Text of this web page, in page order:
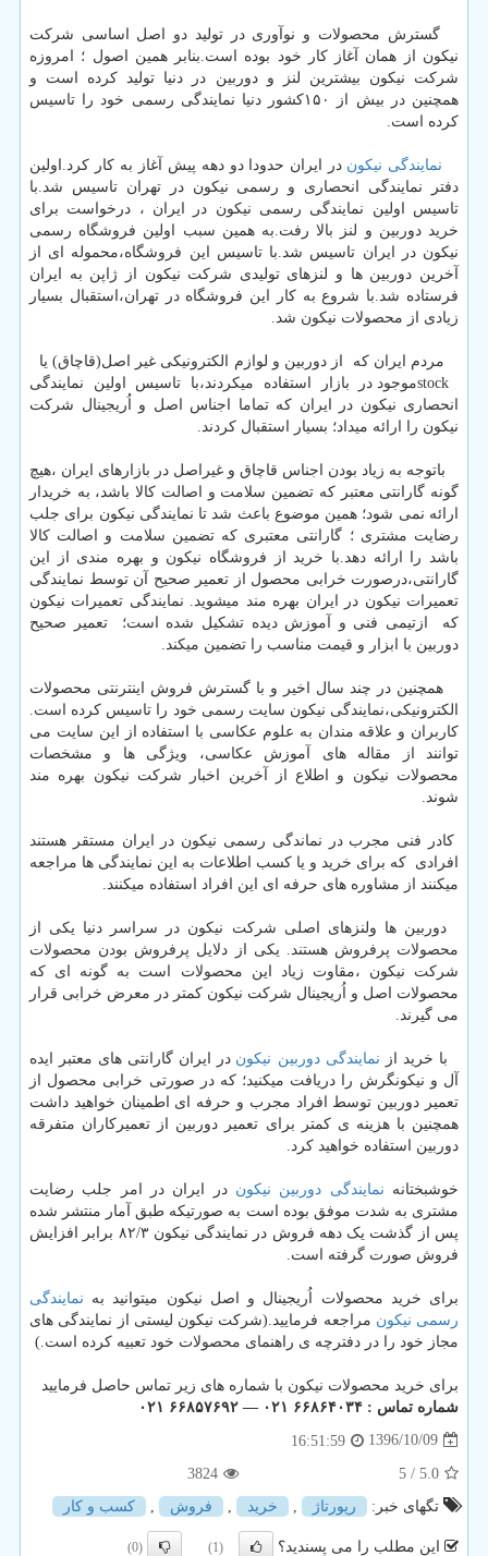
گسترش محصولات و نوآوری در تولید دو اصل اساسی شرکت
نیکون از همان آغاز کار خود بوده است.بنابر همین اصول ؛ امروزه
شرکت نیکون بیشترین لنز و دوربین در دنیا تولید کرده است و
همچنین در بیش از ۱۵۰کشور دنیا نمایندگی رسمی خود را تاسیس
کرده است.
نمایندگی نیکون در ایران حدودا دو دهه پیش آغاز به کار کرد.اولین
دفتر نمایندگی انحصاری و رسمی نیکون در تهران تاسیس شد.با
تاسیس اولین نمایندگی رسمی نیکون در ایران ، درخواست برای
خرید دوربین و لنز بالا رفت.به همین سبب اولین فروشگاه رسمی
نیکون در ایران تاسیس شد.با تاسیس این فروشگاه،محموله ای از
آخرین دوربین ها و لنزهای تولیدی شرکت نیکون از ژاپن به ایران
فرستاده شد.با شروع به کار این فروشگاه در تهران،استقبال بسیار
زیادی از محصولات نیکون شد.
مردم ایران که از دوربین و لوازم الکترونیکی غیر اصل(قاچاق) یا
stockموجود در بازار استفاده میکردند،با تاسیس اولین نمایندگی
انحصاری نیکون در ایران که تماما اجناس اصل و اُریجینال شرکت
نیکون را ارائه میداد؛ بسیار استقبال کردند.
باتوجه به زیاد بودن اجناس قاچاق و غیراصل در بازارهای ایران ،هیچ
گونه گارانتی معتبر که تضمین سلامت و اصالت کالا باشد، به خریدار
ارائه نمی شود؛ همین موضوع باعث شد تا نمایندگی نیکون برای جلب
رضایت مشتری ؛ گارانتی معتبری که تضمین سلامت و اصالت کالا
باشد را ارائه دهد.با خرید از فروشگاه نیکون و بهره مندی از این
گارانتی،درصورت خرابی محصول از تعمیر صحیح آن توسط نمایندگی
تعمیرات نیکون در ایران بهره مند میشوید. نمایندگی تعمیرات نیکون
که ازتیمی فنی و آموزش دیده تشکیل شده است؛ تعمیر صحیح
دوربین با ابزار و قیمت مناسب را تضمین میکند.
همچنین در چند سال اخیر و با گسترش فروش اینترنتی محصولات
الکترونیکی،نمایندگی نیکون سایت رسمی خود را تاسیس کرده است.
کاربران و علاقه مندان به علوم عکاسی با استفاده از این سایت می
توانند از مقاله های آموزش عکاسی، ویژگی ها و مشخصات
محصولات نیکون و اطلاع از آخرین اخبار شرکت نیکون بهره مند
شوند.
کادر فنی مجرب در نماندگی رسمی نیکون در ایران مستقر هستند
افرادی که برای خرید و یا کسب اطلاعات به این نمایندگی ها مراجعه
میکنند از مشاوره های حرفه ای این افراد استفاده میکنند.
دوربین ها ولنزهای اصلی شرکت نیکون در سراسر دنیا یکی از
محصولات پرفروش هستند. یکی از دلایل پرفروش بودن محصولات
شرکت نیکون ،مقاوت زیاد این محصولات است به گونه ای که
محصولات اصل و اُریجینال شرکت نیکون کمتر در معرض خرابی قرار
می گیرند.
با خرید از نمایندگی دوربین نیکون در ایران گارانتی های معتبر ایده
آل و نیکونگرش را دریافت میکنید؛ که در صورتی خرابی محصول از
تعمیر دوربین توسط افراد مجرب و حرفه ای اطمینان خواهید داشت
همچنین با هزینه ی کمتر برای تعمیر دوربین از تعمیرکاران متفرقه
دوربین استفاده خواهید کرد.
خوشبختانه نمایندگی دوربین نیکون در ایران در امر جلب رضایت
مشتری به شدت موفق بوده است به صورتیکه طبق آمار منتشر شده
پس از گذشت یک دهه فروش در نمایندگی نیکون ۸۲/۳ برابر افزایش
فروش صورت گرفته است.
برای خرید محصولات اُریجینال و اصل نیکون میتوانید به نمایندگی
رسمی نیکون مراجعه فرمایید.(شرکت نیکون لیستی از نمایندگی های
مجاز خود را در دفترچه ی راهنمای محصولات خود تعبیه کرده است.)
برای خرید محصولات نیکون با شماره های زیر تماس حاصل فرمایید
شماره تماس : ۶۶۸۶۴۰۳۴ ۰۲۱ — ۶۶۸۵۷۶۹۲ ۰۲۱
1396/10/09
16:51:59
5.0
/ 5
3824
تگهای خبر:
رپورتاژ خرید فروش كسب و كار
این مطلب را می پسندید؟ (1)
(0)